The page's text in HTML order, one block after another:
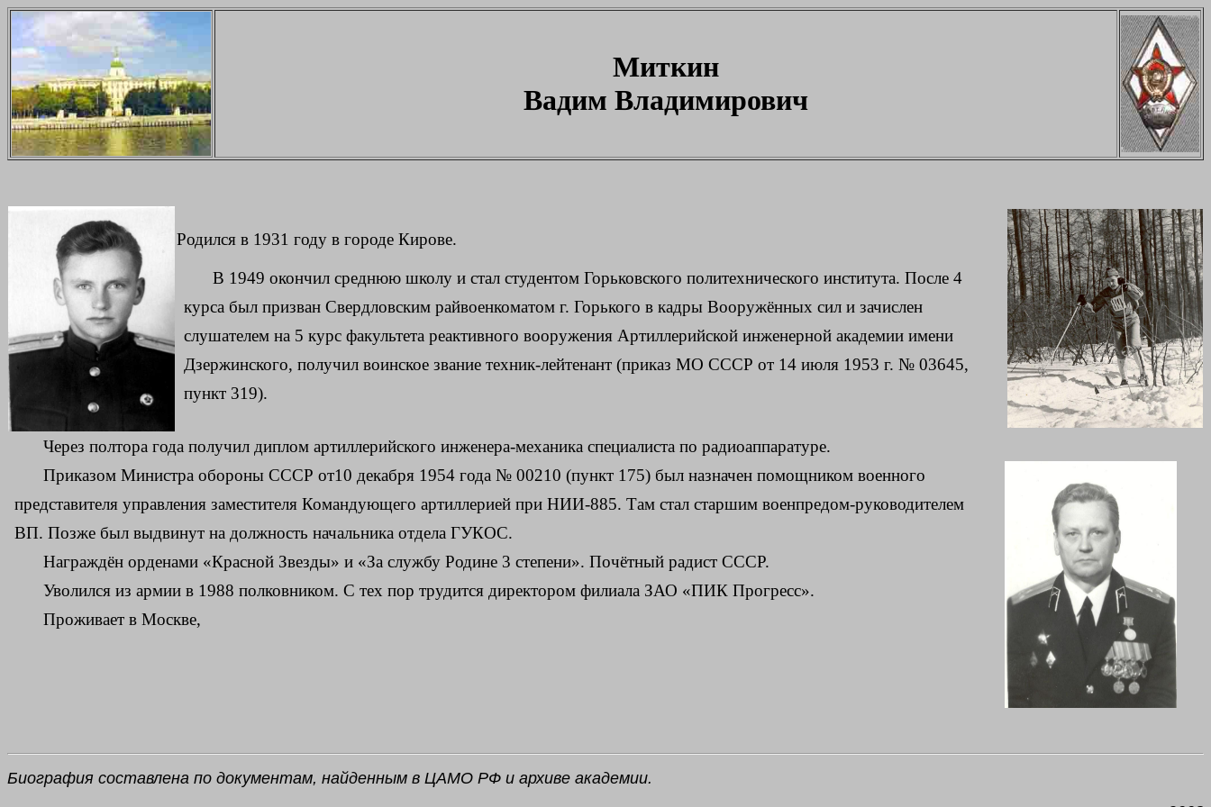
Миткин
Вадим Владимирович
Родился в 1931 году в городе Кирове.
В 1949 окончил среднюю школу и стал студентом Горьковского политехнического института. После 4
курса был призван Свердловским райвоенкоматом г. Горького в кадры Вооружённых сил и зачислен
слушателем на 5 курс факультета реактивного вооружения Артиллерийской инженерной академии имени
Дзержинского, получил воинское звание техник-лейтенант (приказ МО СССР от 14 июля 1953 г. № 03645,
пункт 319).
Через полтора года получил диплом артиллерийского инженера-механика специалиста по радиоаппаратуре.
Приказом Министра обороны СССР от10 декабря 1954 года № 00210 (пункт 175) был назначен помощником военного
представителя управления заместителя Командующего артиллерией при НИИ-885. Там стал старшим военпредом-руководителем
ВП. Позже был выдвинут на должность начальника отдела ГУКОС.
Награждён орденами «Красной Звезды» и «За службу Родине 3 степени». Почётный радист СССР.
Уволился из армии в 1988 полковником. С тех пор трудится директором филиала ЗАО «ПИК Прогресс».
Проживает в Москве,
Биография составлена по документам, найденным в ЦАМО РФ и архиве академии.